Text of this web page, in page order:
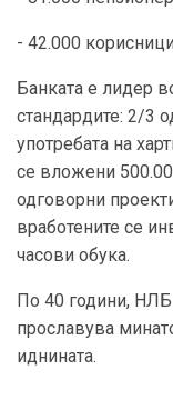
- 42.000
Банката е лидер
стандардите: 2/3
употребата на
се вложени
одговорни
вработените се
часови обука.
По 40 години,
прославува
иднината.